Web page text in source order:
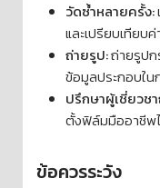
วัดซ้ำหลายครั้ง:
และเปรียบเทียบ
ถ่ายรูป:ถ่ายรูปก
ข้อมูลประกอบใ
ปรึกษาผู้เชี่ยวช
ตั้งฟิล์มมืออาชีพ
ข้อควรระวัง